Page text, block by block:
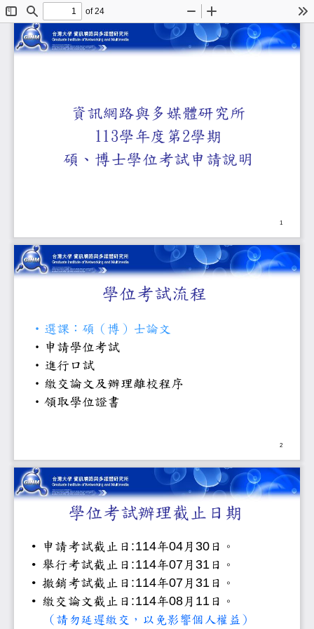
Toggle
Sidebar
Find
of 24
Zoom
Out
In
1
資訊網路與多媒體研
113學年度第
2學期
碩、博士學位考試申
學位考試流程
選課：碩（博）士論文
申請學位考試
進行口試
繳交論文及辦理離校程序
領取學位證書
2
學位考試辦理截止
• 申請考試截止日
:114
年04
月 30日。
• 舉行考試截止日
:114
年07
月 31日。
• 撤銷考試截止日
:114
年07
月 31日。
• 繳交論文截止日
:114
年08
月 11日。
（請勿延遲繳交，以免影響個